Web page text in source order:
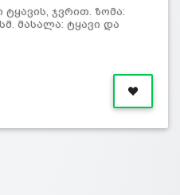
ტყავის, ჯვრით. ზომა:
მასალა: ტყავი და